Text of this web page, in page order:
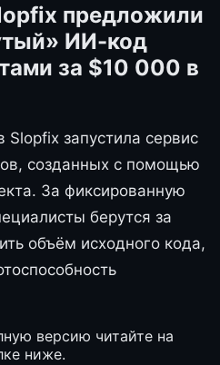
предложили
ИИ-код
за $10 000 в
Slopfix запустила сервис
созданных с помощью
За фиксированную
берутся за
объём исходного кода,
версию читайте на
ниже.